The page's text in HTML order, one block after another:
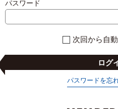
パスワード
次回から自
ログ
パスワードを忘